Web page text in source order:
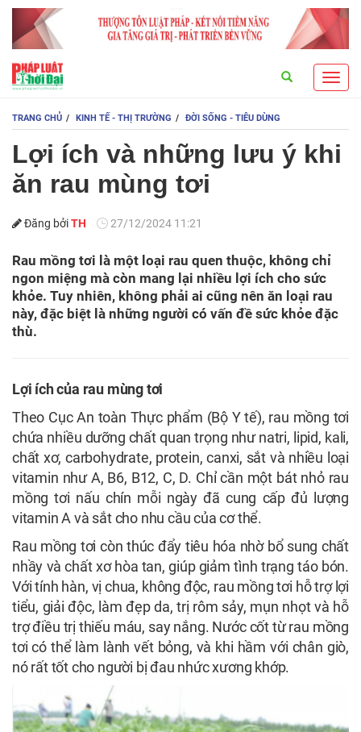
TRANG CHỦ KINH TẾ - THỊ TRƯỜNG ĐỜI SỐNG - TIÊU DÙNG
Lợi ích và những lưu ý khi
ăn rau mùng tơi
Đăng bởiTH 27/12/2024 11:21
Rau mồng tơi là một loại rau quen thuộc, không chỉ
ngon miệng mà còn mang lại nhiều lợi ích cho sức
khỏe. Tuy nhiên, không phải ai cũng nên ăn loại rau
này, đặc biệt là những người có vấn đề sức khỏe đặc
thù.
Lợi ích của rau mùng tơi
Theo Cục An toàn Thực phẩm (Bộ Y tế), rau mồng tơi
chứa nhiều dưỡng chất quan trọng như natri, lipid, kali,
chất xơ, carbohydrate, protein, canxi, sắt và nhiều loại
vitamin như A, B6, B12, C, D. Chỉ cần một bát nhỏ rau
mồng tơi nấu chín mỗi ngày đã cung cấp đủ lượng
vitamin A và sắt cho nhu cầu của cơ thể.
Rau mồng tơi còn thúc đẩy tiêu hóa nhờ bổ sung chất
nhầy và chất xơ hòa tan, giúp giảm tình trạng táo bón.
Với tính hàn, vị chua, không độc, rau mồng tơi hỗ trợ lợi
tiểu, giải độc, làm đẹp da, trị rôm sảy, mụn nhọt và hỗ
trợ điều trị thiếu máu, say nắng. Nước cốt từ rau mồng
tơi có thể làm lành vết bỏng, và khi hầm với chân giò,
nó rất tốt cho người bị đau nhức xương khớp.